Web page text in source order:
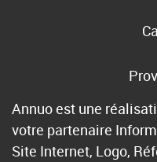
Annuo est une
votre partenaire
Site Internet, Logo,